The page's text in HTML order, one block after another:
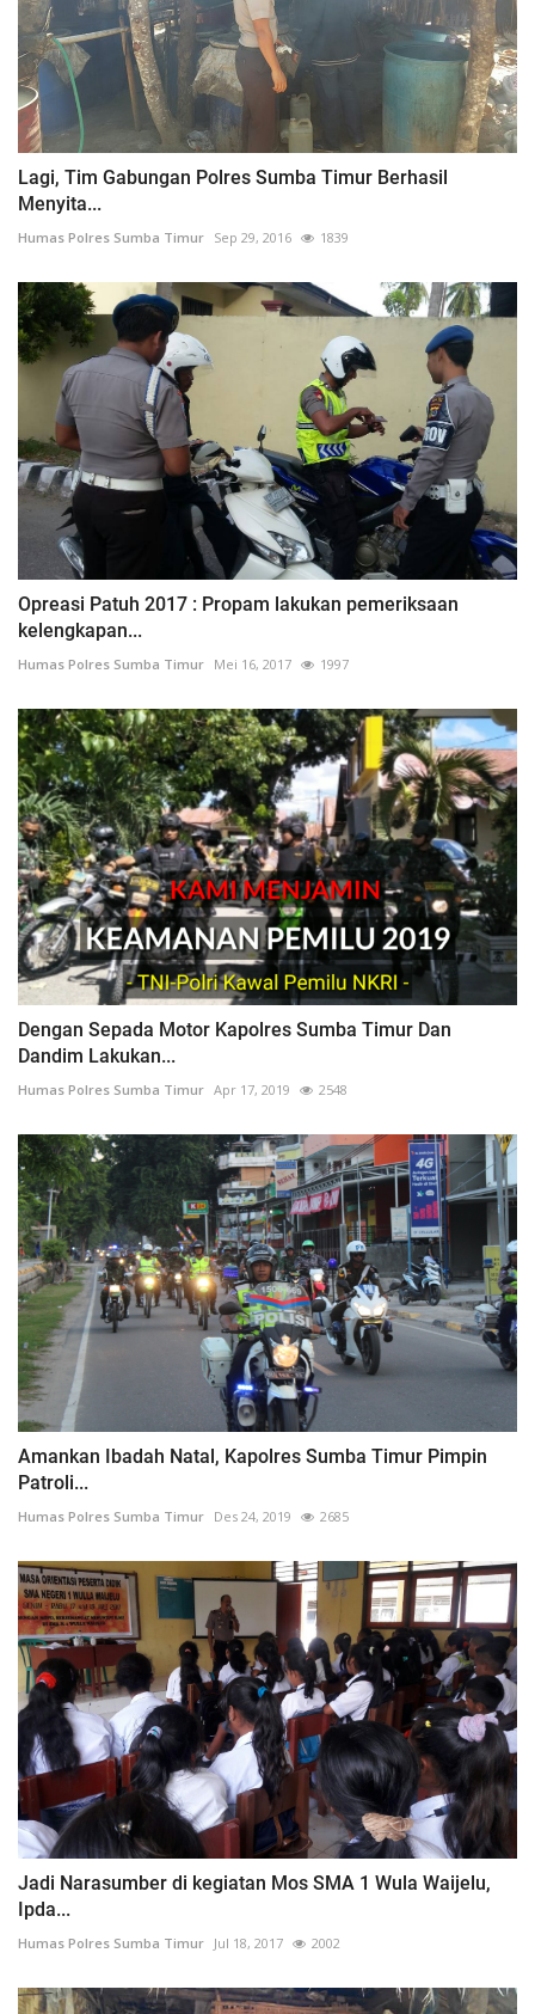
Lagi, Tim Gabungan Polres Sumba Timur Berhasil
Menyita...
Humas Polres Sumba Timur Sep 29, 2016 1839
Opreasi Patuh 2017 : Propam lakukan pemeriksaan
kelengkapan...
Humas Polres Sumba Timur Mei 16, 2017 1997
Dengan Sepada Motor Kapolres Sumba Timur Dan
Dandim Lakukan...
Humas Polres Sumba Timur Apr 17, 2019 2548
Amankan Ibadah Natal, Kapolres Sumba Timur Pimpin
Patroli...
Humas Polres Sumba Timur Des 24, 2019 2685
Jadi Narasumber di kegiatan Mos SMA 1 Wula Waijelu,
Ipda...
Humas Polres Sumba Timur Jul 18, 2017 2002